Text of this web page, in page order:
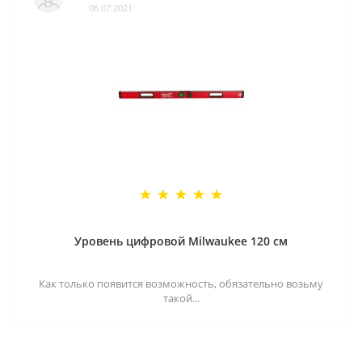
06.07.2021
Уровень цифровой Milwaukee 120 см
Как только появится возможность, обязательно возьму
такой...